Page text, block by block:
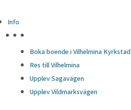
Info
Boka boende i Vilhelmina Kyrkstad
Res till Vilhelmina
Upplev Sagavägen
Upplev Vildmarksvägen